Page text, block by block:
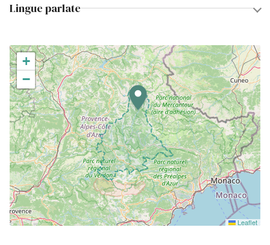
Lingue parlate
+
−
Leaflet